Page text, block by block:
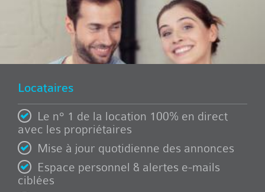
Locataires
Le n° 1 de la location 100% en direct
avec les propriétaires
Mise à jour quotidienne des annonces
Espace personnel & alertes e-mails
ciblées